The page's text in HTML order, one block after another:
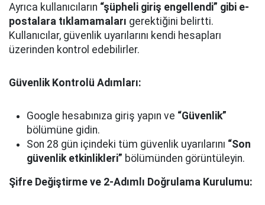
Ayrıca kullanıcıların “şüpheli giriş engellendi” gibi e-
postalara tıklamamaları gerektiğini belirtti.
Kullanıcılar, güvenlik uyarılarını kendi hesapları
üzerinden kontrol edebilirler.
Güvenlik Kontrolü Adımları:
Google hesabınıza giriş yapın ve “Güvenlik”
bölümüne gidin.
Son 28 gün içindeki tüm güvenlik uyarılarını “Son
güvenlik etkinlikleri” bölümünden görüntüleyin.
Şifre Değiştirme ve 2-Adımlı Doğrulama Kurulumu: